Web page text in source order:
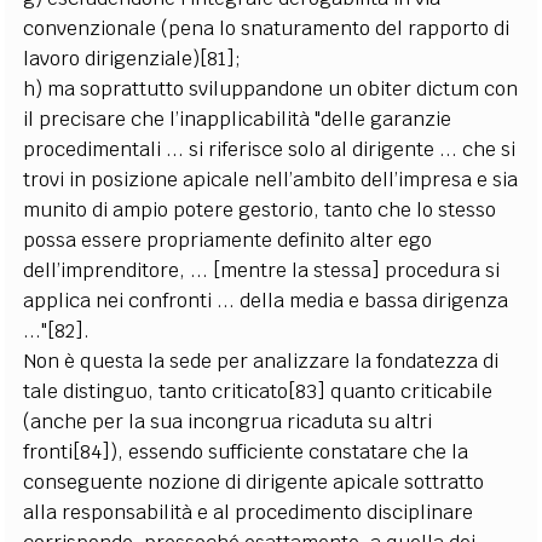
convenzionale (pena lo snaturamento del rapporto di
lavoro dirigenziale)[81];
h) ma soprattutto sviluppandone un obiter dictum con
il precisare che l’inapplicabilità "delle garanzie
procedimentali ... si riferisce solo al dirigente ... che si
trovi in posizione apicale nell’ambito dell’impresa e sia
munito di ampio potere gestorio, tanto che lo stesso
possa essere propriamente definito alter ego
dell’imprenditore, ... [mentre la stessa] procedura si
applica nei confronti ... della media e bassa dirigenza
..."[82].
Non è questa la sede per analizzare la fondatezza di
tale distinguo, tanto criticato[83] quanto criticabile
(anche per la sua incongrua ricaduta su altri
fronti[84]), essendo sufficiente constatare che la
conseguente nozione di dirigente apicale sottratto
alla responsabilità e al procedimento disciplinare